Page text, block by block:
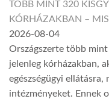
TÖBB MINT 320
KÓRHÁZAKBAN –
2026-08-04
Országszerte több
jelenleg kórházakban,
egészségügyi ellátásra,
intézményeket. Ennek